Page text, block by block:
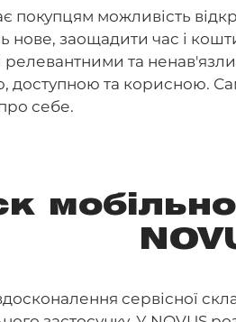
покупцям можливість
нове, заощадити час і
релевантними та
доступною та корисною.
себе.
сервісної